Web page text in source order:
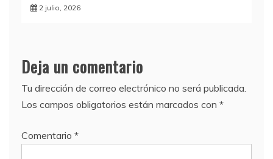
2 julio, 2026
Deja un comentario
Tu dirección de correo electrónico no será publicada.
Los campos obligatorios están marcados con *
Comentario *